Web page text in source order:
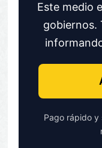
Este medio
gobiernos.
Pago rápido y